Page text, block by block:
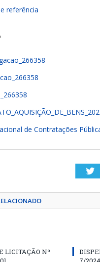
referência
de Contratações
LICITAÇÃO Nº